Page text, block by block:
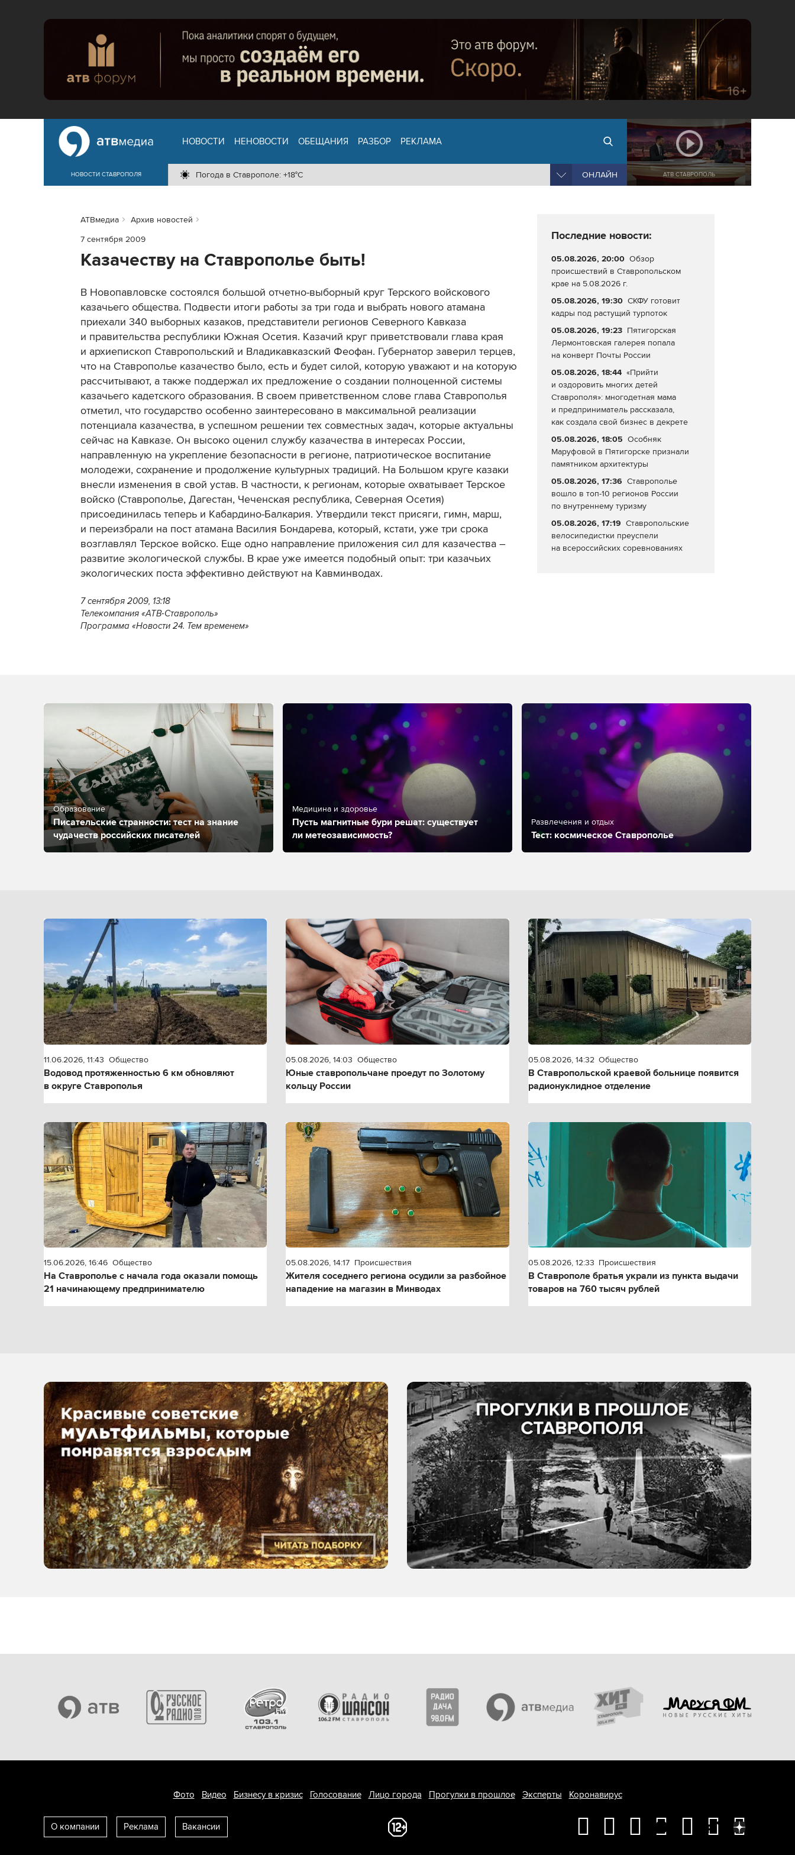
НОВОСТИ СТАВРОПОЛЯ
НОВОСТИ НЕНОВОСТИ ОБЕЩАНИЯ РАЗБОР РЕКЛАМА
Погода в Ставрополе: +18°C ОНЛАЙН АТВ СТАВРОПОЛЬ
АТВмедиа
Архив новостей
7 сентября 2009
Казачеству на Ставрополье быть!
В Новопавловске состоялся большой отчетно-выборный круг Терского войскового
казачьего общества. Подвести итоги работы за три года и выбрать нового атамана
приехали 340 выборных казаков, представители регионов Северного Кавказа
и правительства республики Южная Осетия. Казачий круг приветствовали глава края
и архиепископ Ставропольский и Владикавказский Феофан. Губернатор заверил терцев,
что на Ставрополье казачество было, есть и будет силой, которую уважают и на которую
рассчитывают, а также поддержал их предложение о создании полноценной системы
казачьего кадетского образования. В своем приветственном слове глава Ставрополья
отметил, что государство особенно заинтересовано в максимальной реализации
потенциала казачества, в успешном решении тех совместных задач, которые актуальны
сейчас на Кавказе. Он высоко оценил службу казачества в интересах России,
направленную на укрепление безопасности в регионе, патриотическое воспитание
молодежи, сохранение и продолжение культурных традиций. На Большом круге казаки
внесли изменения в свой устав. В частности, к регионам, которые охватывает Терское
войско (Ставрополье, Дагестан, Чеченская республика, Северная Осетия)
присоединилась теперь и Кабардино-Балкария. Утвердили текст присяги, гимн, марш,
и переизбрали на пост атамана Василия Бондарева, который, кстати, уже три срока
возглавлял Терское войско. Еще одно направление приложения сил для казачества –
развитие экологической службы. В крае уже имеется подобный опыт: три казачьих
экологических поста эффективно действуют на Кавминводах.
7 сентября 2009, 13:18
Телекомпания «АТВ-Ставрополь»
Программа «Новости 24. Тем временем»
Последние новости:
05.08.2026, 20:00 Обзор
происшествий в Ставропольском
крае на 5.08.2026 г.
05.08.2026, 19:30 СКФУ готовит
кадры под растущий турпоток
05.08.2026, 19:23 Пятигорская
Лермонтовская галерея попала
на конверт Почты России
05.08.2026, 18:44 «Прийти
и оздоровить многих детей
Ставрополя»: многодетная мама
и предприниматель рассказала,
как создала свой бизнес в декрете
05.08.2026, 18:05 Особняк
Маруфовой в Пятигорске признали
памятником архитектуры
05.08.2026, 17:36 Ставрополье
вошло в топ-10 регионов России
по внутреннему туризму
05.08.2026, 17:19 Ставропольские
велосипедистки преуспели
на всероссийских соревнованиях
Образование
Писательские странности: тест на знание
чудачеств российских писателей
Медицина и здоровье
Пусть магнитные бури решат: существует
ли метеозависимость?
Развлечения и отдых
Тест: космическое Ставрополье
11.06.2026, 11:43 Общество
Водовод протяженностью 6 км обновляют
в округе Ставрополья
05.08.2026, 14:03 Общество
Юные ставропольчане проедут по Золотому
кольцу России
05.08.2026, 14:32 Общество
В Ставропольской краевой больнице появится
радионуклидное отделение
15.06.2026, 16:46 Общество
На Ставрополье с начала года оказали помощь
21 начинающему предпринимателю
05.08.2026, 14:17 Происшествия
Жителя соседнего региона осудили за разбойное
нападение на магазин в Минводах
05.08.2026, 12:33 Происшествия
В Ставрополе братья украли из пункта выдачи
товаров на 760 тысяч рублей
Фото Видео Бизнесу в кризис Голосование Лицо города Прогулки в прошлое Эксперты Коронавирус
О компании Реклама Вакансии